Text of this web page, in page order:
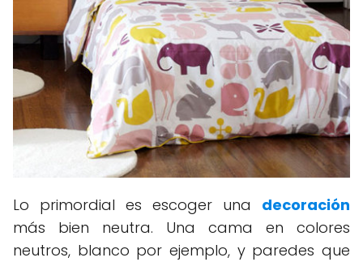
Lo primordial es escoger una decoración
más bien neutra. Una cama en colores
neutros, blanco por ejemplo, y paredes que